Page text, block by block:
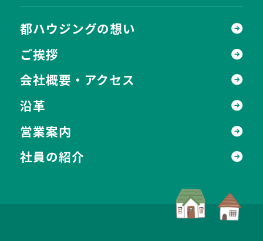
都ハウジングの想い
ご挨拶
会社概要・アクセス
沿革
営業案内
社員の紹介